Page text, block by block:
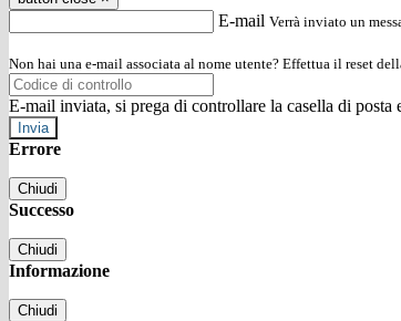
E-mail Verrà inviato un
Non hai una e-mail associata al nome utente? Effettua il reset
E-mail inviata, si prega di controllare la casella di posta
Errore
Chiudi
Successo
Chiudi
Informazione
Chiudi